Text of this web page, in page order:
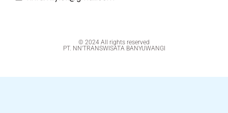
© 2024 All rights reserved
PT. NN'TRANSWISATA BANYUWANGI